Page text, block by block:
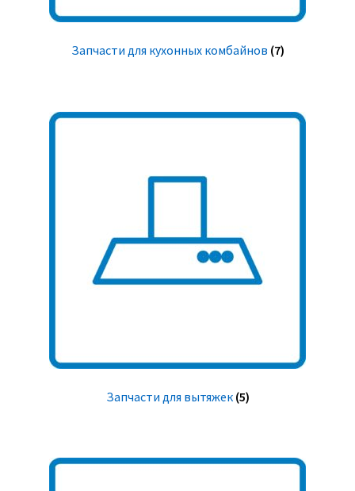
Запчасти для кухонных комбайнов (7)
Запчасти для вытяжек (5)